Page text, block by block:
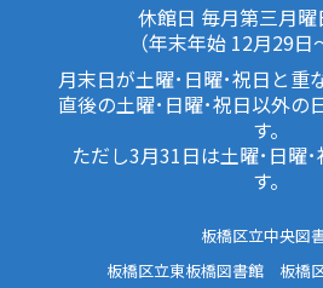
休館日 毎月第三月曜
（年末年始 12月29日
月末日が土曜･日曜･祝日と重
直後の土曜･日曜･祝日以外の
す。
ただし3月31日は土曜･日曜
す。
板橋区立中央図
板橋区立東板橋図書館
板橋